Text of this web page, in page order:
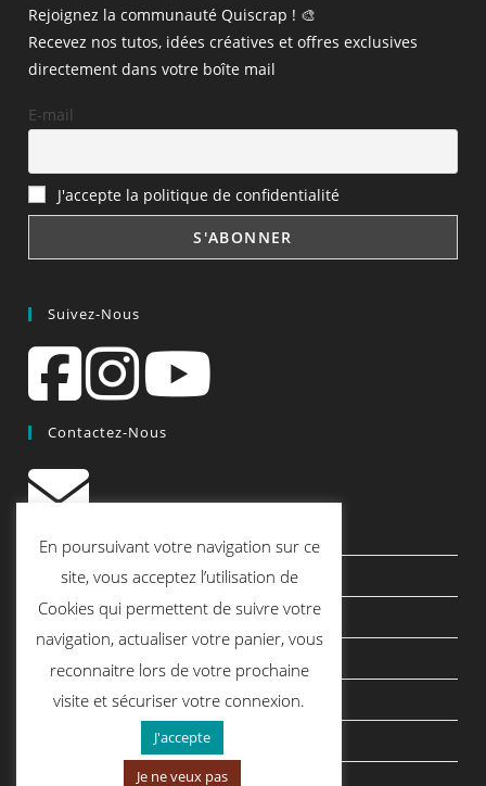
Rejoignez la communauté Quiscrap ! 🎨
Recevez nos tutos, idées créatives et offres exclusives
directement dans votre boîte mail
E-mail
J'accepte la politique de confidentialité
Suivez-Nous
Contactez-Nous
contact@quiscrap.fr
Les Fiches Techniques et les Tutos
Le Blog
Conditions générales de vente
Mentions légales
Politique de confidentialité
En poursuivant votre navigation sur ce
site, vous acceptez l’utilisation de
Cookies qui permettent de suivre votre
navigation, actualiser votre panier, vous
reconnaitre lors de votre prochaine
visite et sécuriser votre connexion.
J'accepte
Je ne veux pas